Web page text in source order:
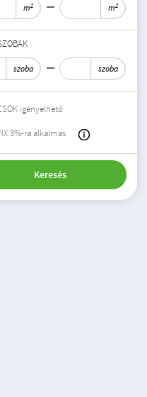
m2 m2
szoba szoba
igényelhető
3%-ra alkalmas
Keresés